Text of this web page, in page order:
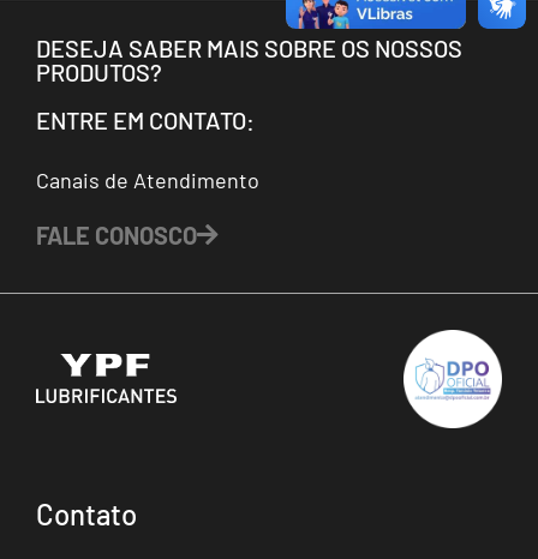
DESEJA SABER MAIS SOBRE OS NOSSOS
PRODUTOS?
ENTRE EM CONTATO:
Canais de Atendimento
FALE CONOSCO
Contato